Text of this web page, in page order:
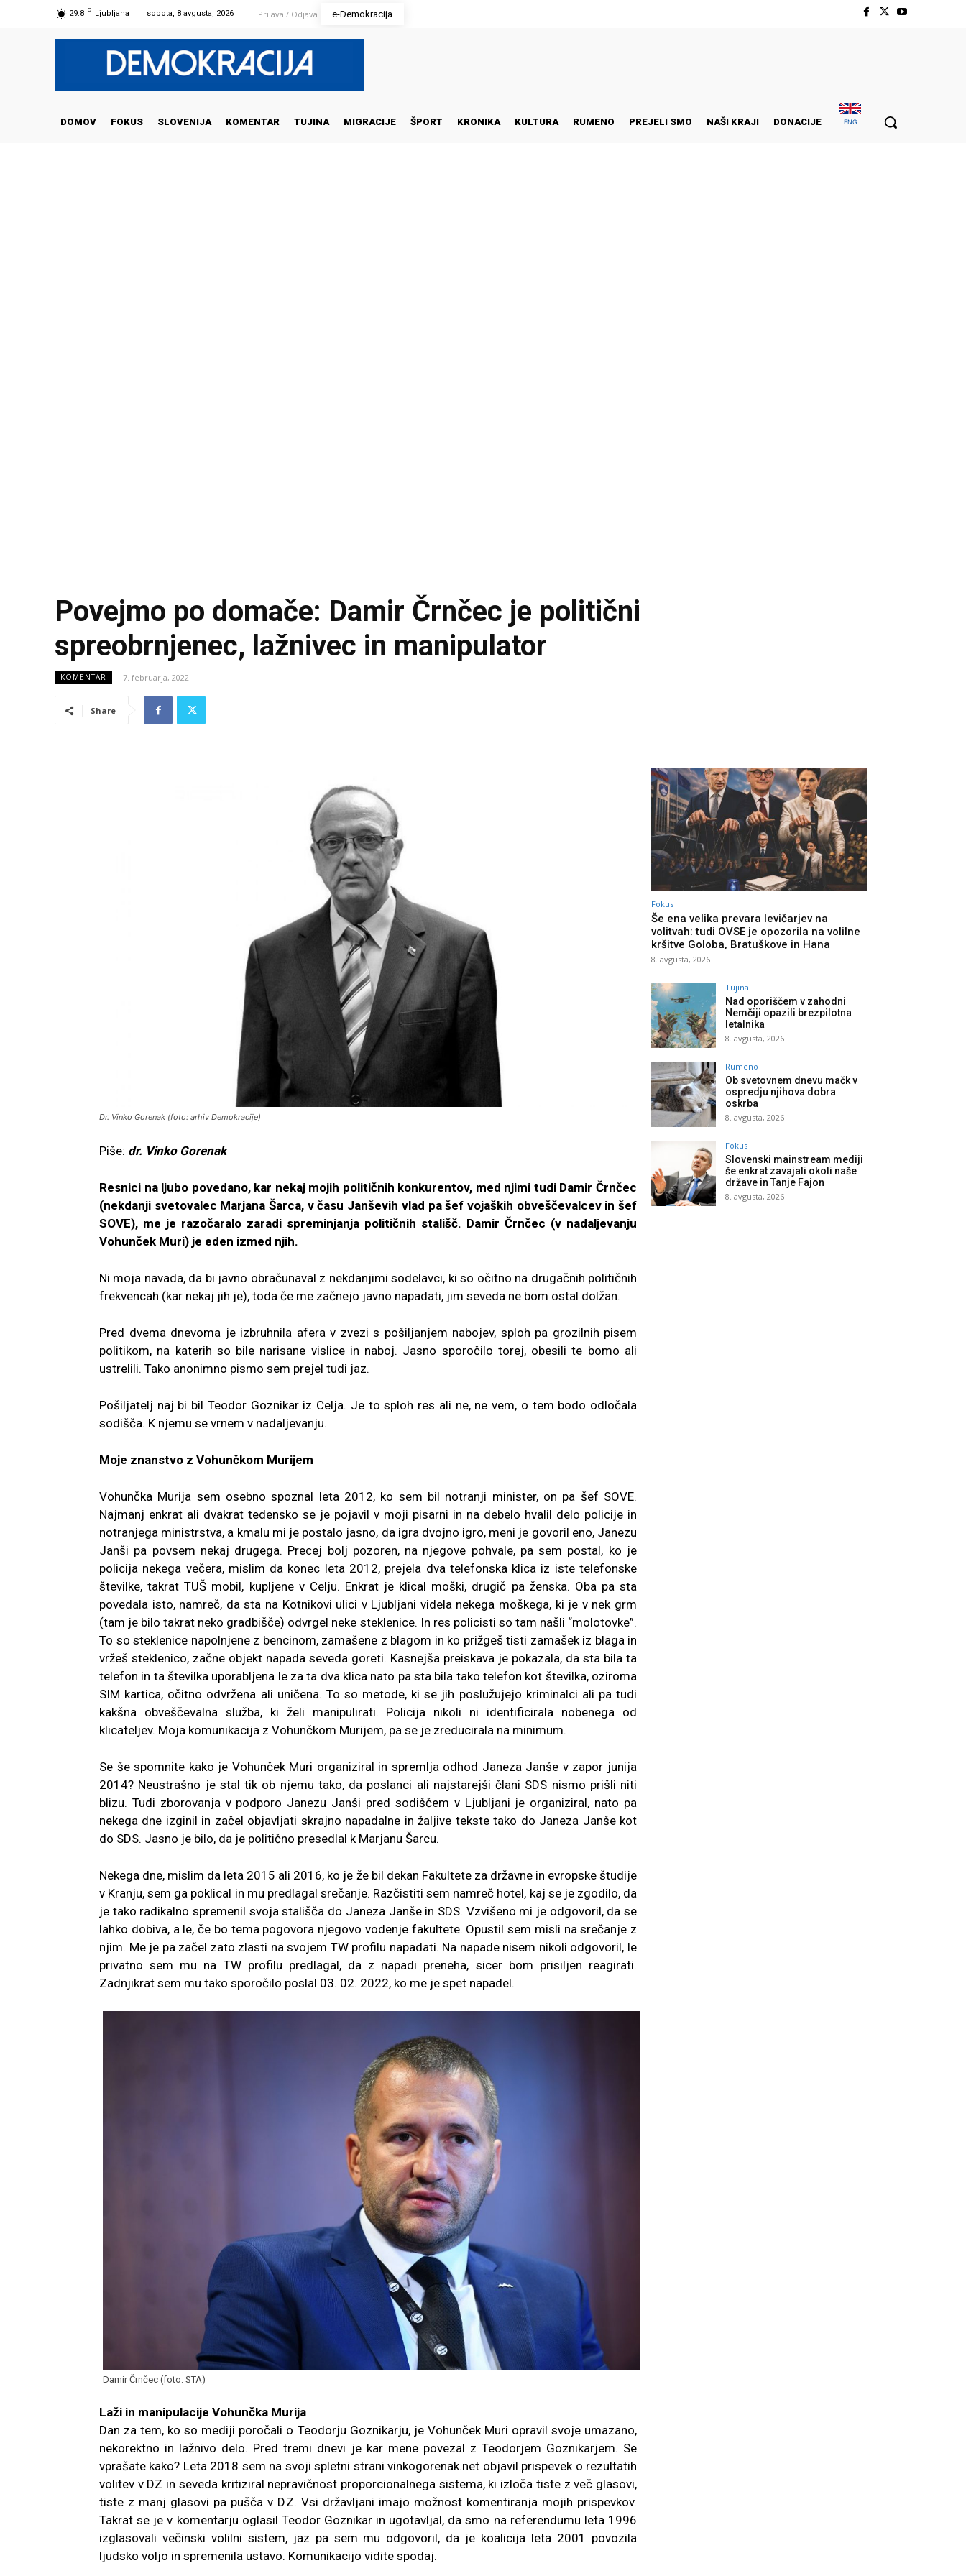
29.8 C Ljubljana sobota, 8 avgusta, 2026 Prijava / Odjava e-Demokracija
DOMOV FOKUS SLOVENIJA KOMENTAR TUJINA MIGRACIJE ŠPORT KRONIKA KULTURA RUMENO PREJELI SMO NAŠI KRAJI DONACIJE ENG
Povejmo po domače: Damir Črnčec je politični
spreobrnjenec, lažnivec in manipulator
KOMENTAR 7. februarja, 2022
Share
Dr. Vinko Gorenak (foto: arhiv Demokracije)
Piše: dr. Vinko Gorenak
Resnici na ljubo povedano, kar nekaj mojih političnih konkurentov, med njimi tudi Damir Črnčec
(nekdanji svetovalec Marjana Šarca, v času Janševih vlad pa šef vojaških obveščevalcev in šef
SOVE), me je razočaralo zaradi spreminjanja političnih stališč. Damir Črnčec (v nadaljevanju
Vohunček Muri) je eden izmed njih.
Ni moja navada, da bi javno obračunaval z nekdanjimi sodelavci, ki so očitno na drugačnih političnih
frekvencah (kar nekaj jih je), toda če me začnejo javno napadati, jim seveda ne bom ostal dolžan.
Pred dvema dnevoma je izbruhnila afera v zvezi s pošiljanjem nabojev, sploh pa grozilnih pisem
politikom, na katerih so bile narisane vislice in naboj. Jasno sporočilo torej, obesili te bomo ali
ustrelili. Tako anonimno pismo sem prejel tudi jaz.
Pošiljatelj naj bi bil Teodor Goznikar iz Celja. Je to sploh res ali ne, ne vem, o tem bodo odločala
sodišča. K njemu se vrnem v nadaljevanju.
Moje znanstvo z Vohunčkom Murijem
Vohunčka Murija sem osebno spoznal leta 2012, ko sem bil notranji minister, on pa šef SOVE.
Najmanj enkrat ali dvakrat tedensko se je pojavil v moji pisarni in na debelo hvalil delo policije in
notranjega ministrstva, a kmalu mi je postalo jasno, da igra dvojno igro, meni je govoril eno, Janezu
Janši pa povsem nekaj drugega. Precej bolj pozoren, na njegove pohvale, pa sem postal, ko je
policija nekega večera, mislim da konec leta 2012, prejela dva telefonska klica iz iste telefonske
številke, takrat TUŠ mobil, kupljene v Celju. Enkrat je klical moški, drugič pa ženska. Oba pa sta
povedala isto, namreč, da sta na Kotnikovi ulici v Ljubljani videla nekega moškega, ki je v nek grm
(tam je bilo takrat neko gradbišče) odvrgel neke steklenice. In res policisti so tam našli “molotovke”.
To so steklenice napolnjene z bencinom, zamašene z blagom in ko prižgeš tisti zamašek iz blaga in
vržeš steklenico, začne objekt napada seveda goreti. Kasnejša preiskava je pokazala, da sta bila ta
telefon in ta številka uporabljena le za ta dva klica nato pa sta bila tako telefon kot številka, oziroma
SIM kartica, očitno odvržena ali uničena. To so metode, ki se jih poslužujejo kriminalci ali pa tudi
kakšna obveščevalna služba, ki želi manipulirati. Policija nikoli ni identificirala nobenega od
klicateljev. Moja komunikacija z Vohunčkom Murijem, pa se je zreducirala na minimum.
Se še spomnite kako je Vohunček Muri organiziral in spremlja odhod Janeza Janše v zapor junija
2014? Neustrašno je stal tik ob njemu tako, da poslanci ali najstarejši člani SDS nismo prišli niti
blizu. Tudi zborovanja v podporo Janezu Janši pred sodiščem v Ljubljani je organiziral, nato pa
nekega dne izginil in začel objavljati skrajno napadalne in žaljive tekste tako do Janeza Janše kot
do SDS. Jasno je bilo, da je politično presedlal k Marjanu Šarcu.
Nekega dne, mislim da leta 2015 ali 2016, ko je že bil dekan Fakultete za državne in evropske študije
v Kranju, sem ga poklical in mu predlagal srečanje. Razčistiti sem namreč hotel, kaj se je zgodilo, da
je tako radikalno spremenil svoja stališča do Janeza Janše in SDS. Vzvišeno mi je odgovoril, da se
lahko dobiva, a le, če bo tema pogovora njegovo vodenje fakultete. Opustil sem misli na srečanje z
njim. Me je pa začel zato zlasti na svojem TW profilu napadati. Na napade nisem nikoli odgovoril, le
privatno sem mu na TW profilu predlagal, da z napadi preneha, sicer bom prisiljen reagirati.
Zadnjikrat sem mu tako sporočilo poslal 03. 02. 2022, ko me je spet napadel.
Damir Črnčec (foto: STA)
Laži in manipulacije Vohunčka Murija
Dan za tem, ko so mediji poročali o Teodorju Goznikarju, je Vohunček Muri opravil svoje umazano,
nekorektno in lažnivo delo. Pred tremi dnevi je kar mene povezal z Teodorjem Goznikarjem. Se
vprašate kako? Leta 2018 sem na svoji spletni strani vinkogorenak.net objavil prispevek o rezultatih
volitev v DZ in seveda kritiziral nepravičnost proporcionalnega sistema, ki izloča tiste z več glasovi,
tiste z manj glasovi pa pušča v DZ. Vsi državljani imajo možnost komentiranja mojih prispevkov.
Takrat se je v komentarju oglasil Teodor Goznikar in ugotavljal, da smo na referendumu leta 1996
izglasovali večinski volilni sistem, jaz pa sem mu odgovoril, da je koalicija leta 2001 povozila
ljudsko voljo in spremenila ustavo. Komunikacijo vidite spodaj.
Fokus
Še ena velika prevara levičarjev na
volitvah: tudi OVSE je opozorila na volilne
kršitve Goloba, Bratuškove in Hana
8. avgusta, 2026
Tujina
Nad oporiščem v zahodni
Nemčiji opazili brezpilotna
letalnika
8. avgusta, 2026
Rumeno
Ob svetovnem dnevu mačk v
ospredju njihova dobra
oskrba
8. avgusta, 2026
Fokus
Slovenski mainstream mediji
še enkrat zavajali okoli naše
države in Tanje Fajon
8. avgusta, 2026